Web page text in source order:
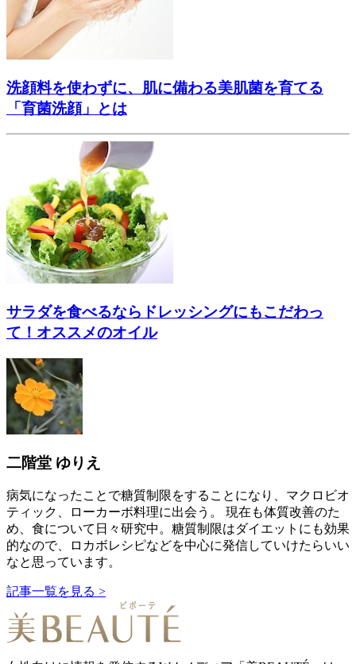
洗顔料を使わずに、肌に備わる美肌菌を育てる
「育菌洗顔」とは
サラダを食べるならドレッシングにもこだわっ
て！オススメのオイル
二階堂 ゆりえ
病気になったことで糖質制限をすることになり、マクロビオ
ティック、ローカーボ料理に出会う。 現在も体質改善のた
め、食について日々研究中。糖質制限はダイエットにも効果
的なので、ロカボレシピなどを中心に発信していけたらいい
なと思っています。
記事一覧を見る >